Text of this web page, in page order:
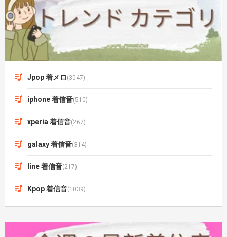
Jpop 着メロ (3047)
iphone 着信音(510)
xperia 着信音(267)
galaxy 着信音(314)
line 着信音(217)
Kpop 着信音(1039)